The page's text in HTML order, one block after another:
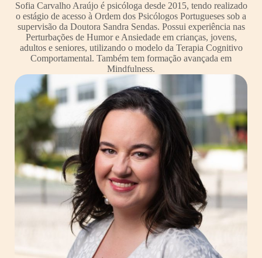
Sofia Carvalho Araújo é psicóloga desde 2015, tendo realizado
o estágio de acesso à Ordem dos Psicólogos Portugueses sob a
supervisão da Doutora Sandra Sendas. Possui experiência nas
Perturbações de Humor e Ansiedade em crianças, jovens,
adultos e seniores, utilizando o modelo da Terapia Cognitivo
Comportamental. Também tem formação avançada em
Mindfulness.